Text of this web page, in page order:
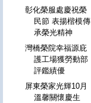
彰化榮服處慶祝榮
民節 表揚楷模傳
承榮光精神
灣橋榮院幸福源庇
護工場獲勞動部
評鑑績優
屏東榮家光輝10月
溫馨關懷慶生